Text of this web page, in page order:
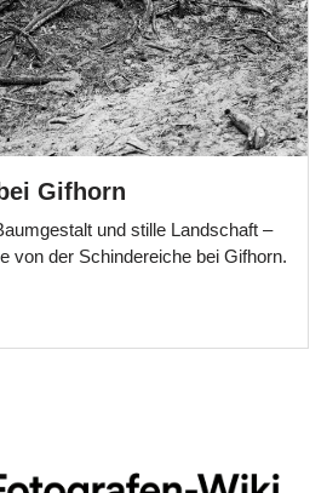
Gifhorn
und stille Landschaft –
von der Schindereiche bei Gifhorn.